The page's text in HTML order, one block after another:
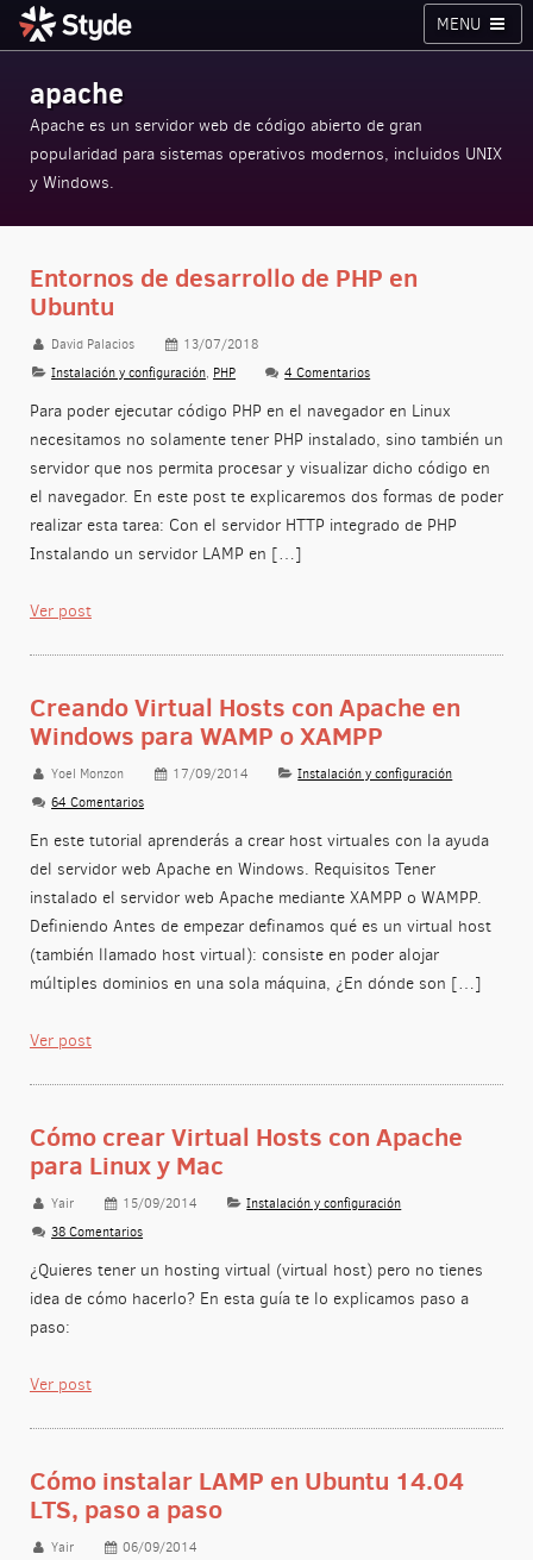
Styde.net
MENU
apache
Apache es un servidor web de código abierto de gran
popularidad para sistemas operativos modernos, incluidos UNIX
y Windows.
Entornos de desarrollo de PHP en
Ubuntu
David Palacios
13/07/2018
Instalación y configuración, PHP 4 Comentarios
Para poder ejecutar código PHP en el navegador en Linux
necesitamos no solamente tener PHP instalado, sino también un
servidor que nos permita procesar y visualizar dicho código en
el navegador. En este post te explicaremos dos formas de poder
realizar esta tarea: Con el servidor HTTP integrado de PHP
Instalando un servidor LAMP en […]
Ver post
Creando Virtual Hosts con Apache en
Windows para WAMP o XAMPP
Yoel Monzon 17/09/2014
Instalación y configuración
64 Comentarios
En este tutorial aprenderás a crear host virtuales con la ayuda
del servidor web Apache en Windows. Requisitos Tener
instalado el servidor web Apache mediante XAMPP o WAMPP.
Definiendo Antes de empezar definamos qué es un virtual host
(también llamado host virtual): consiste en poder alojar
múltiples dominios en una sola máquina, ¿En dónde son […]
Ver post
Cómo crear Virtual Hosts con Apache
para Linux y Mac
Yair 15/09/2014
Instalación y configuración
38 Comentarios
¿Quieres tener un hosting virtual (virtual host) pero no tienes
idea de cómo hacerlo? En esta guía te lo explicamos paso a
paso:
Ver post
Cómo instalar LAMP en Ubuntu 14.04
LTS, paso a paso
Yair
06/09/2014